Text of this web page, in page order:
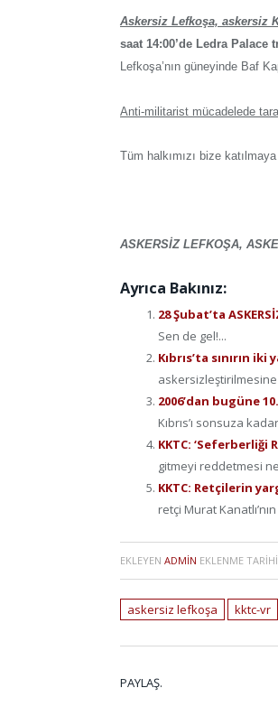
Askersiz Lefkoşa, askersiz
saat 14:00’de Ledra Palace
Lefkoşa’nın güneyinde Baf
Anti-militarist mücadelede
Tüm halkımızı bize katılmaya
ASKERSİZ LEFKOŞA,
Ayrıca Bakınız:
28 Şubat’ta
Sen de gel!...
Kıbrıs’ta sınırın
2006’dan bugüne
Kıbrıs’ı sonsuza
KKTC: ‘Seferberliği
gitmeyi reddetmesi
KKTC: Retçilerin
retçi Murat
EKLEYEN ADMIN EKLENME
askersiz lefkoşa kktc-vr
PAYLAŞ.